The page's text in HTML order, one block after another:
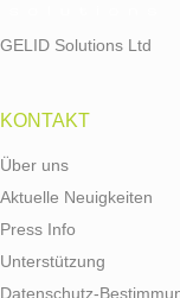
GELID Solutions Ltd
KONTAKT
Über uns
Aktuelle Neuigkeiten
Press Info
Unterstützung
Datenschutz-